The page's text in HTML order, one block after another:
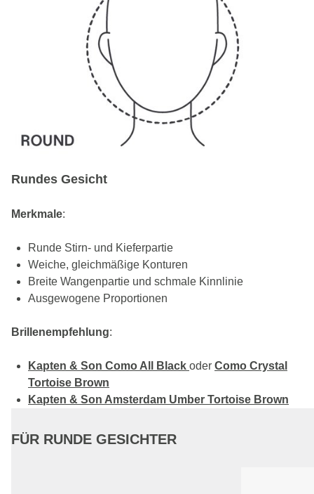
Rundes Gesicht
Merkmale:
Runde Stirn- und Kieferpartie
Weiche, gleichmäßige Konturen
Breite Wangenpartie und schmale Kinnlinie
Ausgewogene Proportionen
Brillenempfehlung:
Kapten & Son Como All Black oder Como Crystal
Tortoise Brown
Kapten & Son Amsterdam Umber Tortoise Brown
FÜR RUNDE GESICHTER